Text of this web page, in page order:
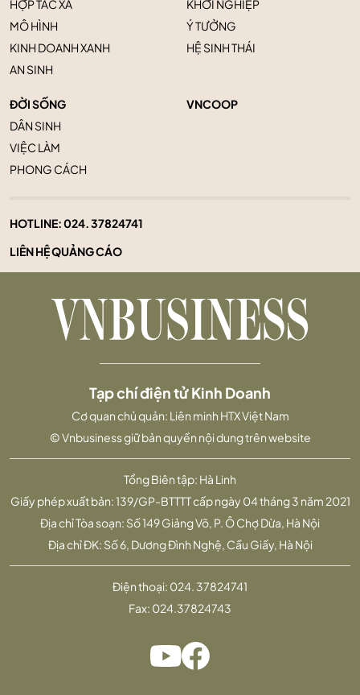
HỢP TÁC XÃ
MÔ HÌNH
KINH DOANH XANH
AN SINH
KHỞI NGHIỆP
Ý TƯỞNG
HỆ SINH THÁI
ĐỜI SỐNG
DÂN SINH
VIỆC LÀM
PHONG CÁCH
VNCOOP
HOTLINE:024. 37824741
LIÊN HỆ QUẢNG CÁO
Tổng Biên tập: Hà Linh
Giấy phép xuất bản: 139/GP-BTTTT cấp ngày 04 tháng 3 năm 2021
Địa chỉ Tòa soạn: Số 149 Giảng Võ, P. Ô Chợ Dừa, Hà Nội
Địa chỉ ĐK: Số 6, Dương Đình Nghệ, Cầu Giấy, Hà Nội
Tạp chí điện tử Kinh Doanh
Cơ quan chủ quản: Liên minh HTX Việt Nam
© Vnbusiness giữ bản quyền nội dung trên website
Điện thoại: 024. 37824741
Fax: 024.37824743